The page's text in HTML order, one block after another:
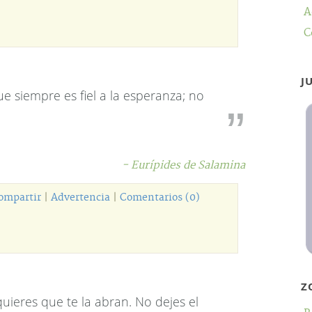
siempre es fiel a la esperanza; no
- Eurípides de Salamina
Advertencia Comentarios (0)
que te la abran. No dejes el